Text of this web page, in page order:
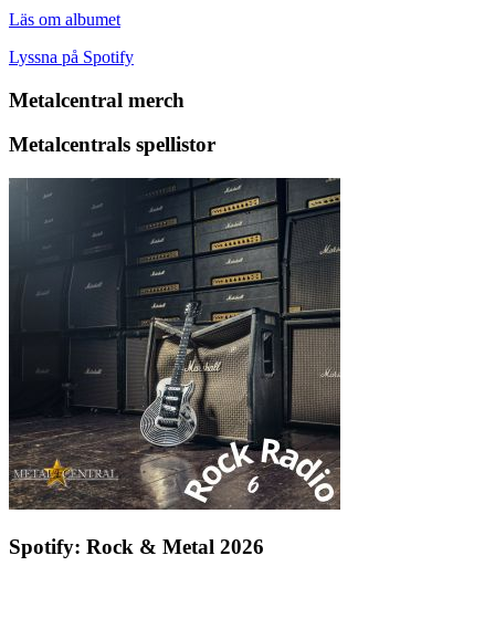
Läs om albumet
Lyssna på Spotify
Metalcentral merch
Metalcentrals spellistor
Spotify: Rock & Metal 2026